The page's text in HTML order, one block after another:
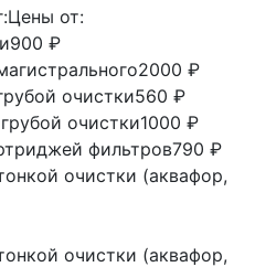
Цены от:
900 ₽
2000 ₽
очистки560 ₽
очистки1000 ₽
фильтров790 ₽
очистки (аквафор,
очистки (аквафор,